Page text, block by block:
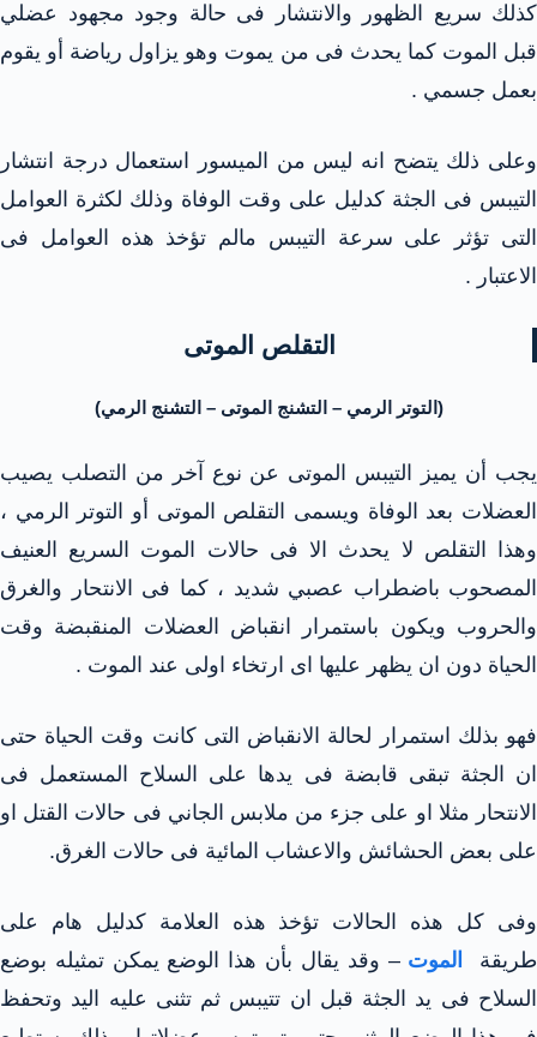
كذلك سريع الظهور والانتشار فى حالة وجود مجهود عضلي
قبل الموت كما يحدث فى من يموت وهو يزاول رياضة أو يقوم
بعمل جسمي .
وعلى ذلك يتضح انه ليس من الميسور استعمال درجة انتشار
التيبس فى الجثة كدليل على وقت الوفاة وذلك لكثرة العوامل
التى تؤثر على سرعة التيبس مالم تؤخذ هذه العوامل فى
الاعتبار .
التقلص الموتى
(التوتر الرمي – التشنج الموتى – التشنج الرمي)
يجب أن يميز التيبس الموتى عن نوع آخر من التصلب يصيب
العضلات بعد الوفاة ويسمى التقلص الموتى أو التوتر الرمي ،
وهذا التقلص لا يحدث الا فى حالات الموت السريع العنيف
المصحوب باضطراب عصبي شديد ، كما فى الانتحار والغرق
والحروب ويكون باستمرار انقباض العضلات المنقبضة وقت
الحياة دون ان يظهر عليها اى ارتخاء اولى عند الموت .
فهو بذلك استمرار لحالة الانقباض التى كانت وقت الحياة حتى
ان الجثة تبقى قابضة فى يدها على السلاح المستعمل فى
الانتحار مثلا او على جزء من ملابس الجاني فى حالات القتل او
على بعض الحشائش والاعشاب المائية فى حالات الغرق.
وفى كل هذه الحالات تؤخذ هذه العلامة كدليل هام على
طريقة
الموت – وقد يقال بأن هذا الوضع يمكن تمثيله بوضع
السلاح فى يد الجثة قبل ان تتيبس ثم تثنى عليه اليد وتحفظ